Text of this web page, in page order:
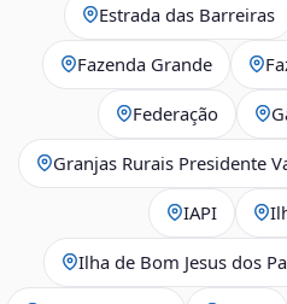
Estrada das Barreiras
Fazenda Grande
Federação
Granjas Rurais Presidente
IAPI
Ilha de Bom Jesus dos